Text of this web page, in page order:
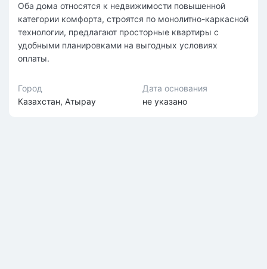
Оба дома относятся к недвижимости повышенной
категории комфорта, строятся по монолитно-каркасной
технологии, предлагают просторные квартиры с
удобными планировками на выгодных условиях
оплаты.
Город
Казахстан, Атырау
Дата основания
не указано